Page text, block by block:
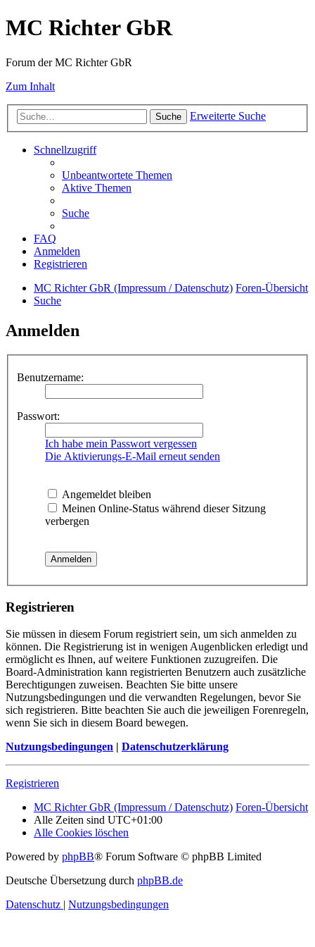
MC Richter GbR
Forum der MC Richter GbR
Zum Inhalt
Suche Erweiterte Suche
Schnellzugriff
Unbeantwortete Themen
Aktive Themen
Suche
FAQ
Anmelden
Registrieren
MC Richter GbR (Impressum / Datenschutz) Foren-Übersicht
Suche
Anmelden
Benutzername:
Passwort:
Ich habe mein Passwort vergessen
Die Aktivierungs-E-Mail erneut senden
Angemeldet bleiben
Meinen Online-Status während dieser Sitzung
verbergen
Registrieren
Sie müssen in diesem Forum registriert sein, um sich anmelden zu
können. Die Registrierung ist in wenigen Augenblicken erledigt und
ermöglicht es Ihnen, auf weitere Funktionen zuzugreifen. Die
Board-Administration kann registrierten Benutzern auch zusätzliche
Berechtigungen zuweisen. Beachten Sie bitte unsere
Nutzungsbedingungen und die verwandten Regelungen, bevor Sie
sich registrieren. Bitte beachten Sie auch die jeweiligen Forenregeln,
wenn Sie sich in diesem Board bewegen.
Nutzungsbedingungen | Datenschutzerklärung
Registrieren
MC Richter GbR (Impressum / Datenschutz) Foren-Übersicht
Alle Zeiten sind UTC+01:00
Alle Cookies löschen
Powered by phpBB® Forum Software © phpBB Limited
Deutsche Übersetzung durch phpBB.de
Datenschutz | Nutzungsbedingungen